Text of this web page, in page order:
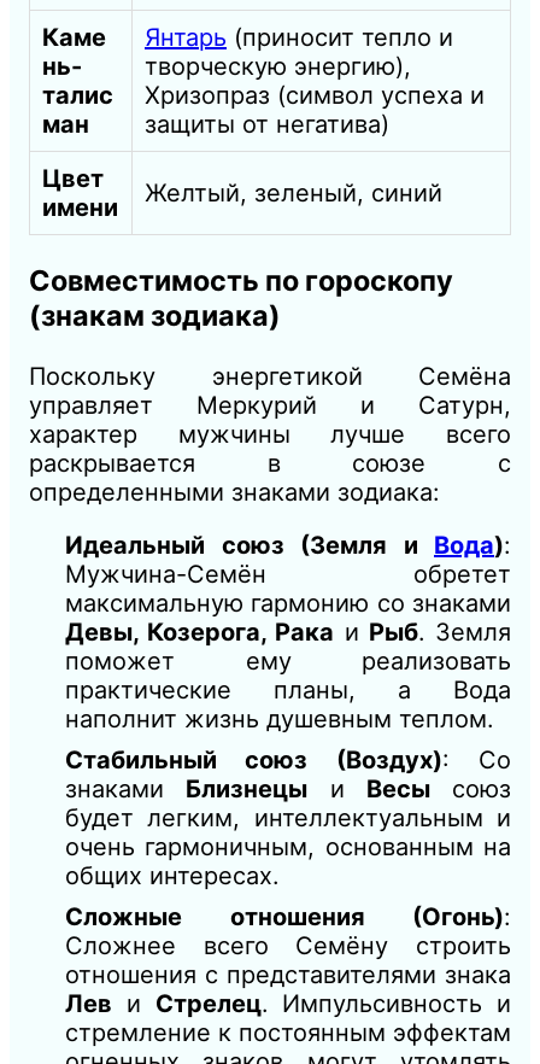
Каме
нь-
талис
ман
Янтарь (приносит тепло и
творческую энергию),
Хризопраз (символ успеха и
защиты от негатива)
Цвет
имени
Желтый, зеленый, синий
Совместимость по гороскопу
(знакам зодиака)
Поскольку энергетикой Семёна
управляет Меркурий и Сатурн,
характер мужчины лучше всего
раскрывается в союзе с
определенными знаками зодиака:
Идеальный союз (Земля и Вода):
Мужчина-Семён обретет
максимальную гармонию со знаками
Девы, Козерога, Рака и Рыб. Земля
поможет ему реализовать
практические планы, а Вода
наполнит жизнь душевным теплом.
Стабильный союз (Воздух): Со
знаками Близнецы и Весысоюз
будет легким, интеллектуальным и
очень гармоничным, основанным на
общих интересах.
Сложные отношения (Огонь):
Сложнее всего Семёну строить
отношения с представителями знака
Лев и Стрелец. Импульсивность и
стремление к постоянным эффектам